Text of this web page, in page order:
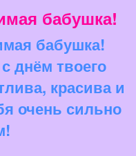
бабушка!
бабушка!
днём твоего
красива и
очень сильно